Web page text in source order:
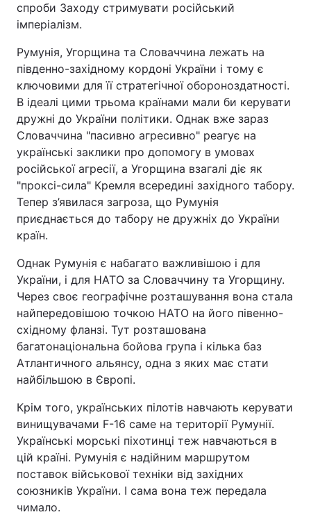
спроби Заходу стримувати російський
імперіалізм.
Румунія, Угорщина та Словаччина лежать на
південно-західному кордоні України і тому є
ключовими для її стратегічної обороноздатності.
В ідеалі цими трьома країнами мали би керувати
дружні до України політики. Однак вже зараз
Словаччина "пасивно агресивно" реагує на
українські заклики про допомогу в умовах
російської агресії, а Угорщина взагалі діє як
"проксі-сила" Кремля всередині західного табору.
Тепер з’явилася загроза, що Румунія
приєднається до табору не дружніх до України
країн.
Однак Румунія є набагато важливішою і для
України, і для НАТО за Словаччину та Угорщину.
Через своє географічне розташування вона стала
найпередовішою точкою НАТО на його півенно-
східному фланзі. Тут розташована
багатонаціональна бойова група і кілька баз
Атлантичного альянсу, одна з яких має стати
найбільшою в Європі.
Крім того, українських пілотів навчають керувати
винищувачами F-16 саме на території Румунії.
Українські морські піхотинці теж навчаються в
цій країні. Румунія є надійним маршрутом
поставок військової техніки від західних
союзників України. І сама вона теж передала
чимало.